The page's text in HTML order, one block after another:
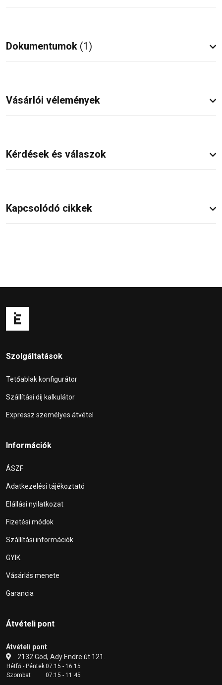
Dokumentumok (1)
Vásárlói vélemények
Kérdések és válaszok
Kapcsolódó cikkek
Szolgáltatások
Tetőablak konfigurátor
Szállítási díj kalkulátor
Expressz személyes átvétel
Információk
ÁSZF
Adatkezelési tájékoztató
Elállási nyilatkozat
Fizetési módok
Szállítási információk
GYIK
Vásárlás menete
Garancia
Átvételi pont
Átvételi pont
2132 Göd, Ady Endre út 121.
Hétfő - Péntek07:15 - 16:15
Szombat
07:15 - 11:45